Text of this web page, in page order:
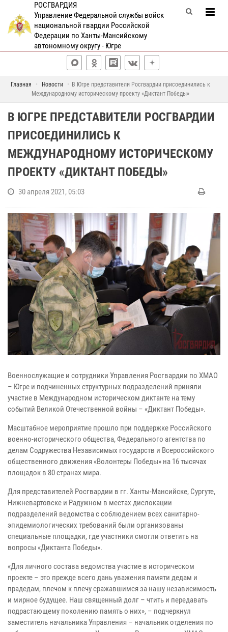
РОСГВАРДИЯ
Управление Федеральной службы войск
национальной гвардии Российской
Федерации по Ханты-Мансийскому
автономному округу - Югре
Главная Новости
В Югре представители Росгвардии присоединились к
Международному историческому проекту «Диктант Победы»
В ЮГРЕ ПРЕДСТАВИТЕЛИ РОСГВАРДИИ
ПРИСОЕДИНИЛИСЬ К
МЕЖДУНАРОДНОМУ ИСТОРИЧЕСКОМУ
ПРОЕКТУ «ДИКТАНТ ПОБЕДЫ»
30 апреля 2021, 05:03
Военнослужащие и сотрудники Управления Росгвардии по ХМАО
– Югре и подчиненных структурных подразделений приняли
участие в Международном историческом диктанте на тему
событий Великой Отечественной войны – «Диктант Победы».
Масштабное мероприятие прошло при поддержке Российского
военно-исторического общества, Федерального агентства по
делам Содружества Независимых государств и Всероссийского
общественного движения «Волонтеры Победы» на 16 тысячах
площадок в 80 странах мира.
Для представителей Росгвардии в гг. Ханты-Мансийске, Сургуте,
Нижневартовске и Радужном в местах дислокации
подразделений ведомства с соблюдением всех санитарно-
эпидемиологических требований были организованы
специальные площадки, где участники смогли ответить на
вопросы «Диктанта Победы».
«Для личного состава ведомства участие в историческом
проекте – это прежде всего дань уважения памяти дедам и
прадедам, плечом к плечу сражавшимся за нашу независимость
и мирное будущее. Наш священный долг – чтить и передавать
подрастающему поколению память о них», – подчеркнул
заместитель начальника Управления – начальник отделения по